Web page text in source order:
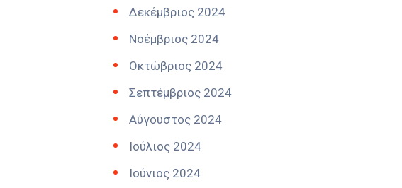
Δεκέμβριος 2024
Νοέμβριος 2024
Οκτώβριος 2024
Σεπτέμβριος 2024
Αύγουστος 2024
Ιούλιος 2024
Ιούνιος 2024